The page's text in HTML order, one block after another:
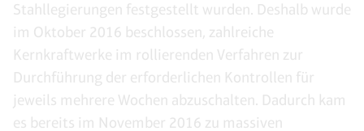
Stahllegierungen festgestellt wurden. Deshalb wurde
im Oktober 2016 beschlossen, zahlreiche
Kernkraftwerke im rollierenden Verfahren zur
Durchführung der erforderlichen Kontrollen für
jeweils mehrere Wochen abzuschalten. Dadurch kam
es bereits im November 2016 zu massiven